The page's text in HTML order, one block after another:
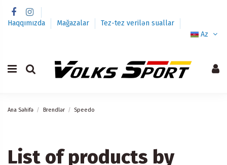
Haqqımızda Mağazalar
Tez-tez verilən suallar
Az
Ana Səhifə Brendlər Speedo
List of products by